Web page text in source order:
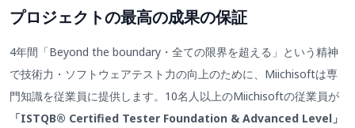
プロジェクトの最高の成果の保証
4年間「Beyond the boundary・全ての限界を超える」という精神
で技術力・ソフトウェアテスト力の向上のために、Miichisoftは専
門知識を従業員に提供します。10名人以上のMiichisoftの従業員が
「ISTQB® Certified Tester Foundation & Advanced Level」